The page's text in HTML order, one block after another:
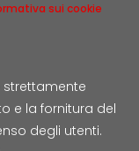
sui cookie
e la fornitura del
degli utenti.
Bologna